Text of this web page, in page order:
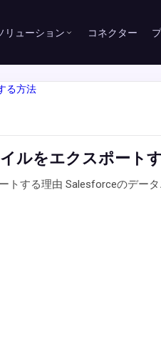
リューション コネクター
ルをエクスポート
トする理由 Salesforceのデー